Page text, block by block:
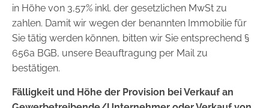
in Höhe von 3,57% inkl. der gesetzlichen MwSt zu
zahlen. Damit wir wegen der benannten Immobilie für
Sie tätig werden können, bitten wir Sie entsprechend §
656a BGB, unsere Beauftragung per Mail zu
bestätigen.
Fälligkeit und Höhe der Provision bei Verkauf an